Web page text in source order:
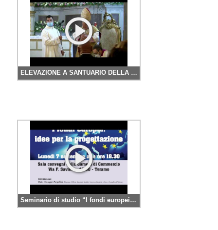
ELEVAZIONE A SANTUARIO DELLA CHIESA DI SANTO SPIRITO IN ATRI
Seminario di studio “I fondi europei: idee per la progettazione”